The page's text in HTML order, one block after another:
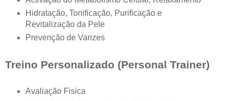
Hidratação, Tonificação, Purificação e
Revitalização da Pele
Prevenção de Varizes
Treino Personalizado (Personal Trainer)
Avaliação Fisica